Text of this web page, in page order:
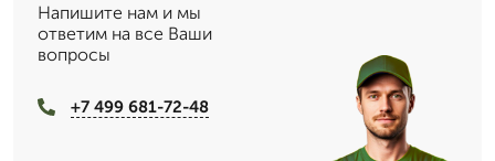
Напишите нам и мы
ответим на все Ваши
вопросы
+7 499 681-72-48